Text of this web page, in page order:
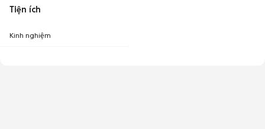
Tiện ích
Kinh nghiệm